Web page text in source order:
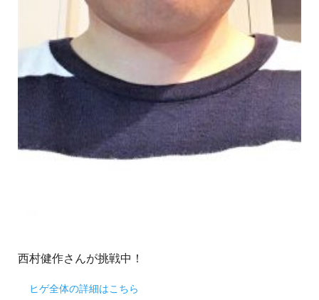
西村健作さんが挑戦中！
ヒゲ全体の詳細はこちら